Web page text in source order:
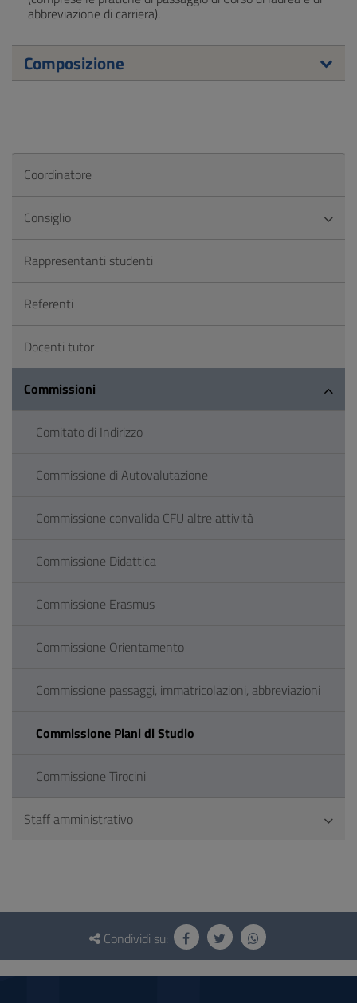
abbreviazione di carriera).
Composizione
Coordinatore
Consiglio
Rappresentanti studenti
Referenti
Docenti tutor
Commissioni
Comitato di Indirizzo
Commissione di Autovalutazione
Commissione convalida CFU altre attività
Commissione Didattica
Commissione Erasmus
Commissione Orientamento
Commissione passaggi, immatricolazioni, abbreviazioni
Commissione Piani di Studio
Commissione Tirocini
Staff amministrativo
Questionario
social
Condividi su: